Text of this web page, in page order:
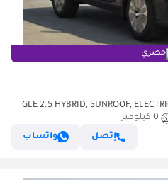
حصري
0 كيلومتر
إتصل
واتساب